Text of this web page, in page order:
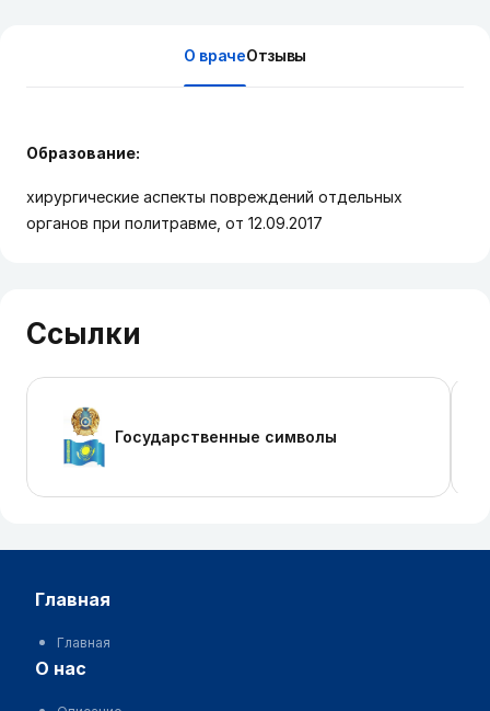
О врачеОтзывы
Образование:
хирургические аспекты повреждений отдельных
органов при политравме, от 12.09.2017
Ссылки
Государственные символы
главная
Главная
о нас